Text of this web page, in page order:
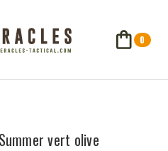
0
vert olive